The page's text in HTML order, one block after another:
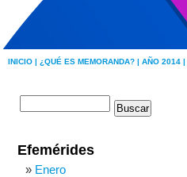
INICIO | ¿QUÉ ES MEMORANDA? | AÑO 2014 |
Efemérides
Enero